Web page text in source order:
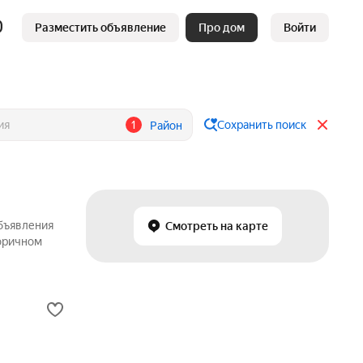
Разместить объявление Про дом Войти
1 Район Сохранить поиск
Смотреть на карте